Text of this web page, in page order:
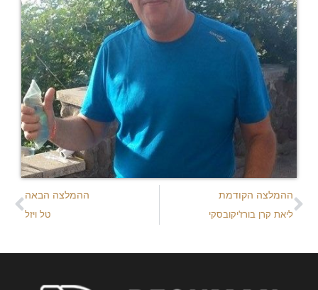
ההמלצה הקודמת
ליאת קרן בורז'יקובסקי
ההמלצה הבאה
טל ויזל